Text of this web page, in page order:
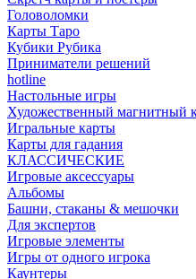
Головоломки
Карты Таро
Кубики Рубика
Приниматели решений
hotline
Настольные игры
Художественный магнитный
Игральные карты
Карты для гадания
КЛАССИЧЕСКИЕ
Игровые аксессуары
Альбомы
Башни, стаканы & мешочки
Для экспертов
Игровые элементы
Игры от одного игрока
Каунтеры